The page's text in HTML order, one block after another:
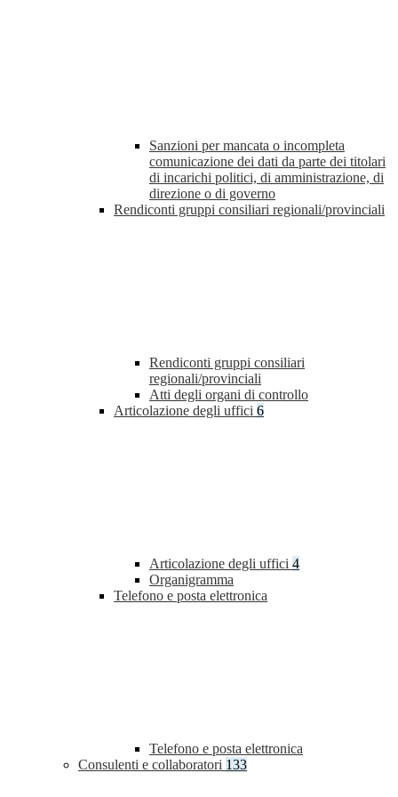
Sanzioni per mancata o incompleta
comunicazione dei dati da parte dei titolari
di incarichi politici, di amministrazione, di
direzione o di governo
Rendiconti gruppi consiliari regionali/provinciali
Rendiconti gruppi consiliari
regionali/provinciali
Atti degli organi di controllo
Articolazione degli uffici 6
Articolazione degli uffici 4
Organigramma
Telefono e posta elettronica
Telefono e posta elettronica
Consulenti e collaboratori 133